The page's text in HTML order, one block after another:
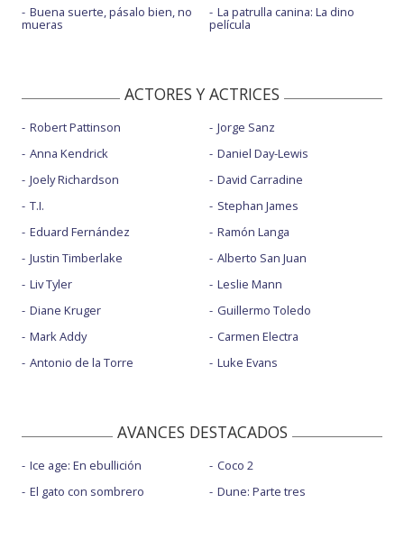
Buena suerte, pásalo bien, no
mueras
La patrulla canina: La dino
película
ACTORES Y ACTRICES
Robert Pattinson
Anna Kendrick
Joely Richardson
T.I.
Eduard Fernández
Justin Timberlake
Liv Tyler
Diane Kruger
Mark Addy
Antonio de la Torre
Jorge Sanz
Daniel Day-Lewis
David Carradine
Stephan James
Ramón Langa
Alberto San Juan
Leslie Mann
Guillermo Toledo
Carmen Electra
Luke Evans
AVANCES DESTACADOS
Ice age: En ebullición
El gato con sombrero
Coco 2
Dune: Parte tres